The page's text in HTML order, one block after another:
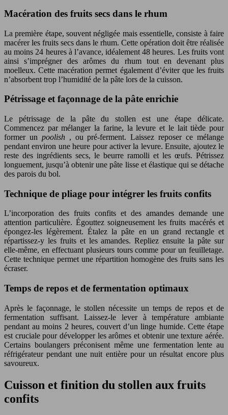
Macération des fruits secs dans le rhum
La première étape, souvent négligée mais essentielle, consiste à faire
macérer les fruits secs dans le rhum. Cette opération doit être réalisée
au moins 24 heures à l’avance, idéalement 48 heures. Les fruits vont
ainsi s’imprégner des arômes du rhum tout en devenant plus
moelleux. Cette macération permet également d’éviter que les fruits
n’absorbent trop l’humidité de la pâte lors de la cuisson.
Pétrissage et façonnage de la pâte enrichie
Le pétrissage de la pâte du stollen est une étape délicate.
Commencez par mélanger la farine, la levure et le lait tiède pour
former un poolish , ou pré-ferment. Laissez reposer ce mélange
pendant environ une heure pour activer la levure. Ensuite, ajoutez le
reste des ingrédients secs, le beurre ramolli et les œufs. Pétrissez
longuement, jusqu’à obtenir une pâte lisse et élastique qui se détache
des parois du bol.
Technique de pliage pour intégrer les fruits confits
L’incorporation des fruits confits et des amandes demande une
attention particulière. Égouttez soigneusement les fruits macérés et
épongez-les légèrement. Étalez la pâte en un grand rectangle et
répartissez-y les fruits et les amandes. Repliez ensuite la pâte sur
elle-même, en effectuant plusieurs tours comme pour un feuilletage.
Cette technique permet une répartition homogène des fruits sans les
écraser.
Temps de repos et de fermentation optimaux
Après le façonnage, le stollen nécessite un temps de repos et de
fermentation suffisant. Laissez-le lever à température ambiante
pendant au moins 2 heures, couvert d’un linge humide. Cette étape
est cruciale pour développer les arômes et obtenir une texture aérée.
Certains boulangers préconisent même une fermentation lente au
réfrigérateur pendant une nuit entière pour un résultat encore plus
savoureux.
Cuisson et finition du stollen aux fruits
confits